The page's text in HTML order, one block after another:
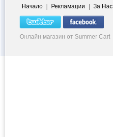
Начало | Рекламации | За Нас
Онлайн магазин от Summer Cart